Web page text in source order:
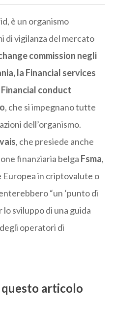
è un organismo
di vigilanza del mercato
commission negli
la Financial services
conduct
, che si impegnano tutte
dell’organismo.
, che presiede anche
finanziaria belga Fsma,
Europea in criptovalute o
“un ‘punto di
sviluppo di una guida
operatori di
articolo